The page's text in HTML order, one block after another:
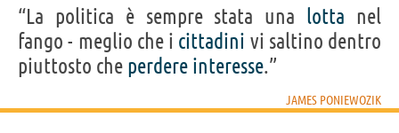
“La politica è sempre stata una lotta nel
fango - meglio che i cittadini vi saltino dentro
piuttosto che perdere interesse.”
JAMES PONIEWOZIK